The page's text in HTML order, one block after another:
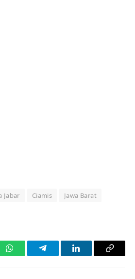
Jabar Ciamis
Jawa Barat
WhatsAppTelegramLinkedInCopy